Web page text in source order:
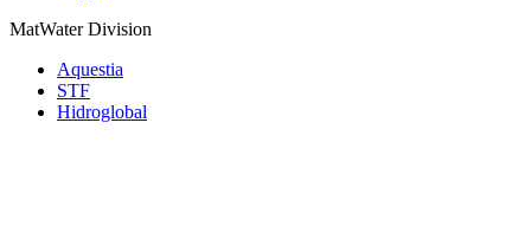
MatWater Division
Aquestia
STF
Hidroglobal